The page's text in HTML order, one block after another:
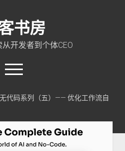
书房
开发者到个体CEO
open
menu
rss githubqq wechat
首页
入门教程
代码系列（五）—— 优化工作流自